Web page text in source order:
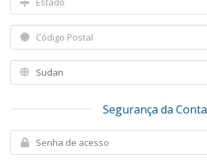
Segurança da Conta